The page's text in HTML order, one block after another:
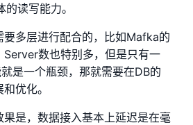
读写能力。
要多层进行配合的，比如Mafka的
Server数也特别多，但是只有一
是一个瓶颈，那就需要在DB的
优化。
果是，数据接入基本上延迟是在毫